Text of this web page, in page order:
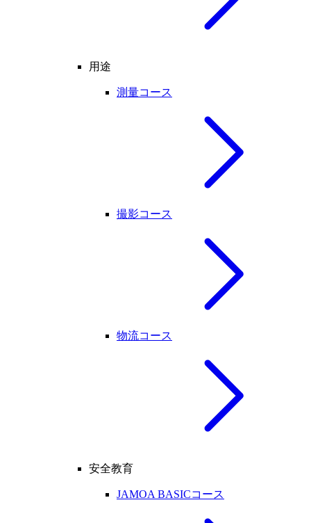
用途
測量コース
撮影コース
物流コース
安全教育
JAMOA BASICコース